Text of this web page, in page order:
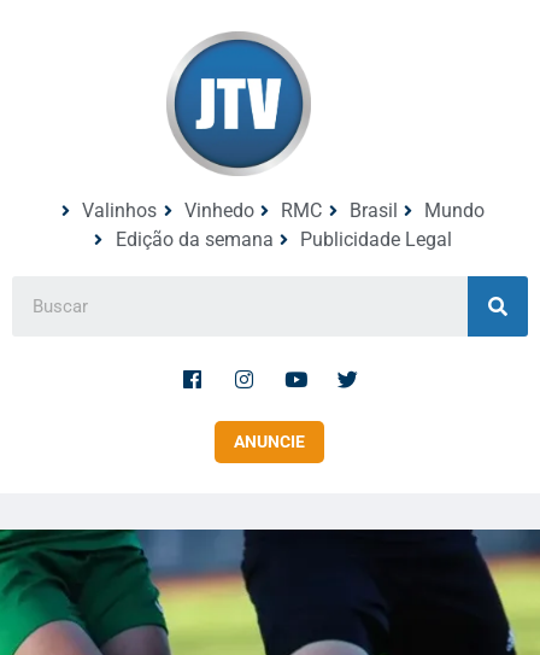
Valinhos Vinhedo RMC Brasil
Mundo
Edição da semana
Publicidade Legal
ANUNCIE